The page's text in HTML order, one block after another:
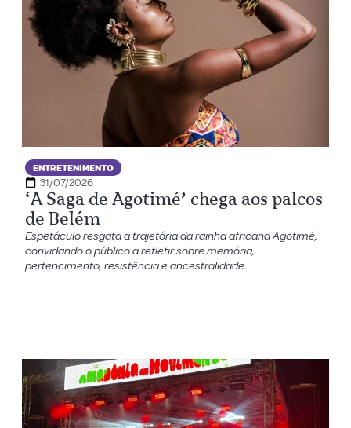
ENTRETENIMENTO
31/07/2026
‘A Saga de Agotimé’ chega aos palcos
de Belém
Espetáculo resgata a trajetória da rainha africana Agotimé,
convidando o público a refletir sobre memória,
pertencimento, resistência e ancestralidade